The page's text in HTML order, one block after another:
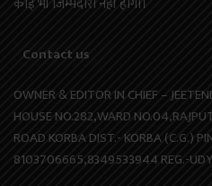
Contact us
OWNER & EDITOR IN CHIEF –
HOUSE NO.282,WARD
ROAD KORBA DIST.- KORBA (C.G.)
8103706665,8349533944 REG.-